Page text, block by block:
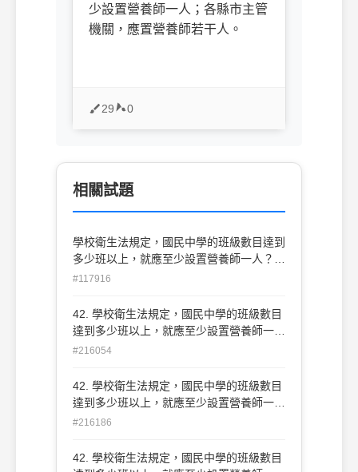
少設置營養師一人；各縣市主管
機關，應置營養師若干人。
29 0
相關試題
學校衛生法規定，國民中學的班級數目達到
多少班以上，就應至少設置營養師一人？
(A)十班 (B)二十班 (C)三十班 (D)四十班。
#117916
42. 學校衛生法規定，國民中學的班級數目
達到多少班以上，就應至少設置營養師一
人？ (A)十班 (B)二十班 (C)三十班 (D)四十
#216054
42. 學校衛生法規定，國民中學的班級數目
達到多少班以上，就應至少設置營養師一
人？ (A)十班 (B)二十班 (C)三十班 (D)四十
#216186
42. 學校衛生法規定，國民中學的班級數目